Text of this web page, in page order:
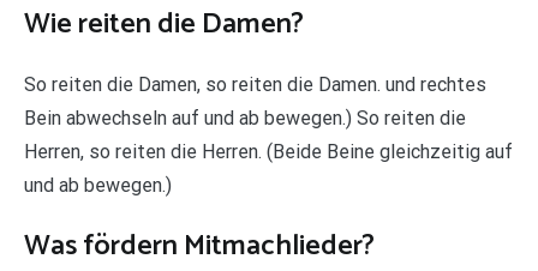
Wie reiten die Damen?
So reiten die Damen, so reiten die Damen. und rechtes
Bein abwechseln auf und ab bewegen.) So reiten die
Herren, so reiten die Herren. (Beide Beine gleichzeitig auf
und ab bewegen.)
Was fördern Mitmachlieder?